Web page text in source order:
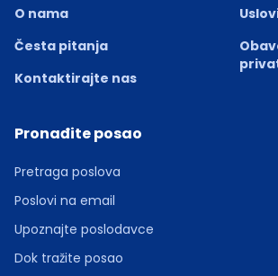
O nama
Česta pitanja
Kontaktirajte nas
Pronađite posao
Pretraga poslova
Poslovi na email
Upoznajte poslodavce
Dok tražite posao